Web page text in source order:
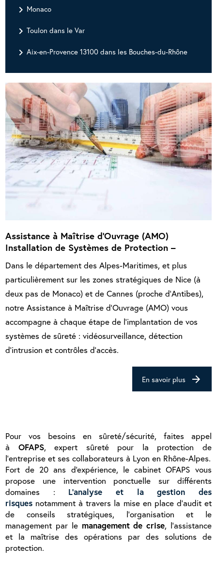
navigate_next Monaco
navigate_nextToulon dans le Var
navigate_nextAix-en-Provence 13100 dans les Bouches-du-Rhône
Assistance à Maîtrise d’Ouvrage (AMO)
Installation de Systèmes de Protection –
Dans le département des Alpes-Maritimes, et plus
particulièrement sur les zones stratégiques de Nice (à
deux pas de Monaco) et de Cannes (proche d’Antibes),
notre Assistance à Maîtrise d’Ouvrage (AMO) vous
accompagne à chaque étape de l’implantation de vos
systèmes de sûreté : vidéosurveillance, détection
d’intrusion et contrôles d’accès.
En savoir plus arrow_forward
Pour vos besoins en sûreté/sécurité, faites appel
à OFAPS, expert sûreté pour la protection de
l’entreprise et ses collaborateurs à Lyon en Rhône-Alpes.
Fort de 20 ans d'expérience, le cabinet OFAPS vous
propose une intervention ponctuelle sur différents
domaines : L’analyse et la gestion des
risques notamment à travers la mise en place d’audit et
de conseils stratégiques, l’organisation et le
management par le management de crise, l’assistance
et la maîtrise des opérations par des solutions de
protection.